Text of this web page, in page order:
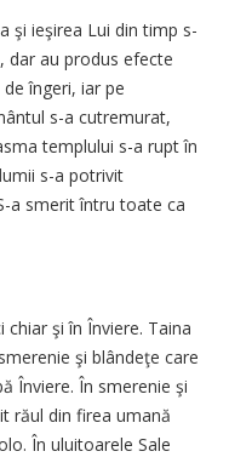
şi ieşirea Lui din timp s-
dar au produs efecte
îngeri, iar pe
s-a cutremurat,
templului s-a rupt în
s-a potrivit
a smerit întru toate ca
şi în Înviere. Taina
şi blândeţe care
Înviere. În smerenie şi
răul din firea umană
În uluitoarele Sale